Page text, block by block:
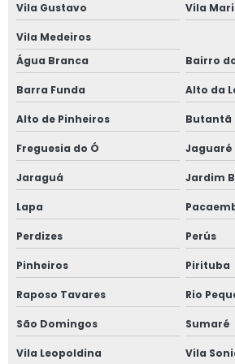
Plataforma tesoura aluguel valor
Plataforma tesoura aluguel são paulo
Plataforma tesoura 8 metros
Plataforma tesoura 8m
Plataforma tesoura 10m
Plataforma tesoura 10m preço
Plataforma tesoura 12m
Plataforma tesoura 12m preço
Vila Gustavo Vila
Vila Medeiros
Água Branca
Bairro
Barra Funda Alto da
Alto de Pinheiros Butantã
Freguesia do Ó Jaguaré
Jaraguá Jardim
Lapa
Perdizes Perús
Pinheiros Pirituba
Raposo Tavares Rio
São Domingos Sumaré
Vila Leopoldina Vila